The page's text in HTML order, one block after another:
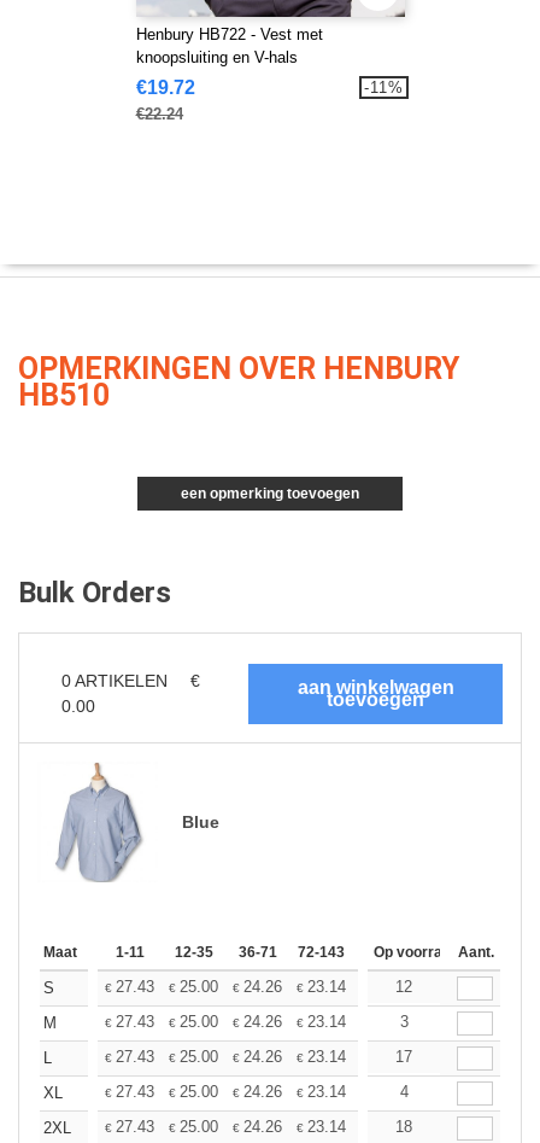
Henbury HB722 - Vest met
knoopsluiting en V-hals
€19.72
€22.24
-11%
OPMERKINGEN OVER HENBURY
HB510
een opmerking toevoegen
Bulk Orders
0ARTIKELEN
€
0.00
Blue
Maat 1-11 12-35 36-71 72-143 144-287 288 + Meer
Op voorraadAant.
S € 27.43 € 25.00 € 24.26 € 23.14 21.83
12
M
€ 27.43 € 25.00 € 24.26 € 23.14 21.83
3
L
€ 27.43 € 25.00 € 24.26 € 23.14 21.83
17
XL
€ 27.43 € 25.00 € 24.26 € 23.14 21.83
4
2XL
€ 27.43 € 25.00 € 24.26 € 23.14 21.83
18